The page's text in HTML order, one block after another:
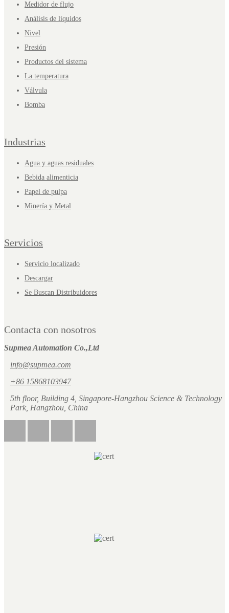
Medidor de flujo
Análisis de líquidos
Nivel
Presión
Productos del sistema
La temperatura
Válvula
Bomba
Industrias
Agua y aguas residuales
Bebida alimenticia
Papel de pulpa
Minería y Metal
Servicios
Servicio localizado
Descargar
Se Buscan Distribuidores
Contacta con nosotros
Supmea Automation Co.,Ltd
info@supmea.com
+86 15868103947
5th floor, Building 4, Singapore-Hangzhou Science & Technology
Park, Hangzhou, China